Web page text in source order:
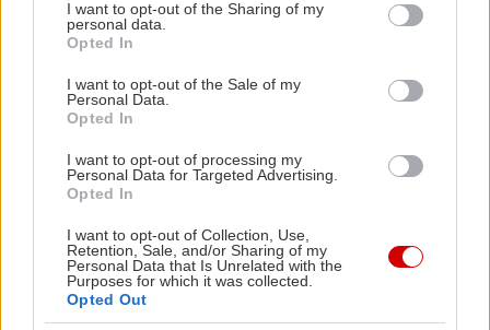
not limited to your visit or usage behaviour. You may click to
grant or deny consent to Google and its third-party tags to
use your data for below specified purposes in below Google
consent section.
I want to opt-out of the Sharing of my
personal data.
Opted In
I want to opt-out of the Sale of my
Personal Data.
Opted In
I want to opt-out of processing my
Personal Data for Targeted Advertising.
Opted In
I want to opt-out of Collection, Use,
Retention, Sale, and/or Sharing of my
Personal Data that Is Unrelated with the
Purposes for which it was collected.
Opted Out
και μπούκοβο. Στύβουμε ½ λεμόνι από πάνω και
περιχύνουμε με 1 μικρό ποτηράκι λευκό κρασί και
ισομοιραστούν τα υγρά, το σκεπάζουμε σφιχτά με
λαδόκολλα και αλουμινόχαρτο και φουρνίζουμε
στους 190ο C για 30΄. Ξεσκεπάζουμε και ψήνουμε
για περίπου 10΄-15΄ ακόμη, μέχρι να
ροδοκοκκινίσουν οι πάνω πατάτες. Σερβίρουμε και
συνοδεύουμε με πράσινη σαλάτα ή ακόμη καλύτερα
βραστά χόρτα και φρέσκο ζυμωτό ψωμί.